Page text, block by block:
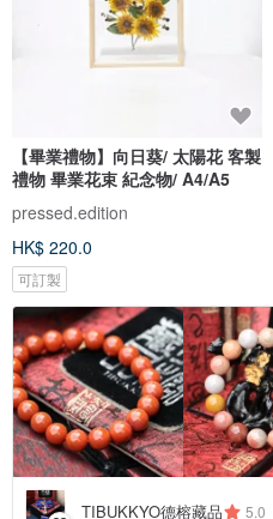
【畢業禮物】向日葵/ 太陽花 客製
禮物 畢業花束 紀念物/ A4/A5
pressed.edition
HK$ 220.0
可訂製
TIBUKKYO德榕藏品 5.0